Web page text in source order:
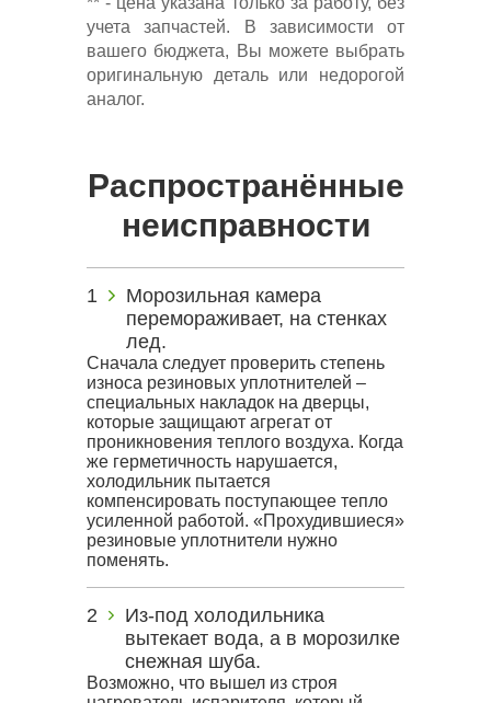
учета запчастей. В зависимости от
вашего бюджета, Вы можете выбрать
оригинальную деталь или недорогой
аналог.
Распространённые
неисправности
Морозильная камера
перемораживает, на стенках
лед.
Сначала следует проверить степень
износа резиновых уплотнителей –
специальных накладок на дверцы,
которые защищают агрегат от
проникновения теплого воздуха. Когда
же герметичность нарушается,
холодильник пытается
компенсировать поступающее тепло
усиленной работой. «Прохудившиеся»
резиновые уплотнители нужно
поменять.
Из-под холодильника
вытекает вода, а в морозилке
снежная шуба.
Возможно, что вышел из строя